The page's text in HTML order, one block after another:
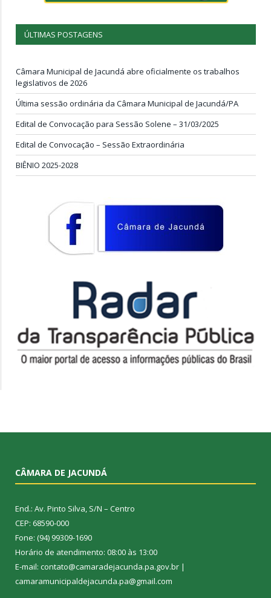
ÚLTIMAS POSTAGENS
Câmara Municipal de Jacundá abre oficialmente os trabalhos
legislativos de 2026
Última sessão ordinária da Câmara Municipal de Jacundá/PA
Edital de Convocação para Sessão Solene – 31/03/2025
Edital de Convocação – Sessão Extraordinária
BIÊNIO 2025-2028
CÂMARA DE JACUNDÁ
End.: Av. Pinto Silva, S/N – Centro
CEP: 68590-000
Fone: (94) 99309-1690
Horário de atendimento: 08:00 às 13:00
E-mail: contato@camaradejacunda.pa.gov.br |
camaramunicipaldejacunda.pa@gmail.com